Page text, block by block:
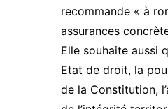
recommande « à
assurances
Elle souhaite aussi
Etat de droit, la
de la Constitution,